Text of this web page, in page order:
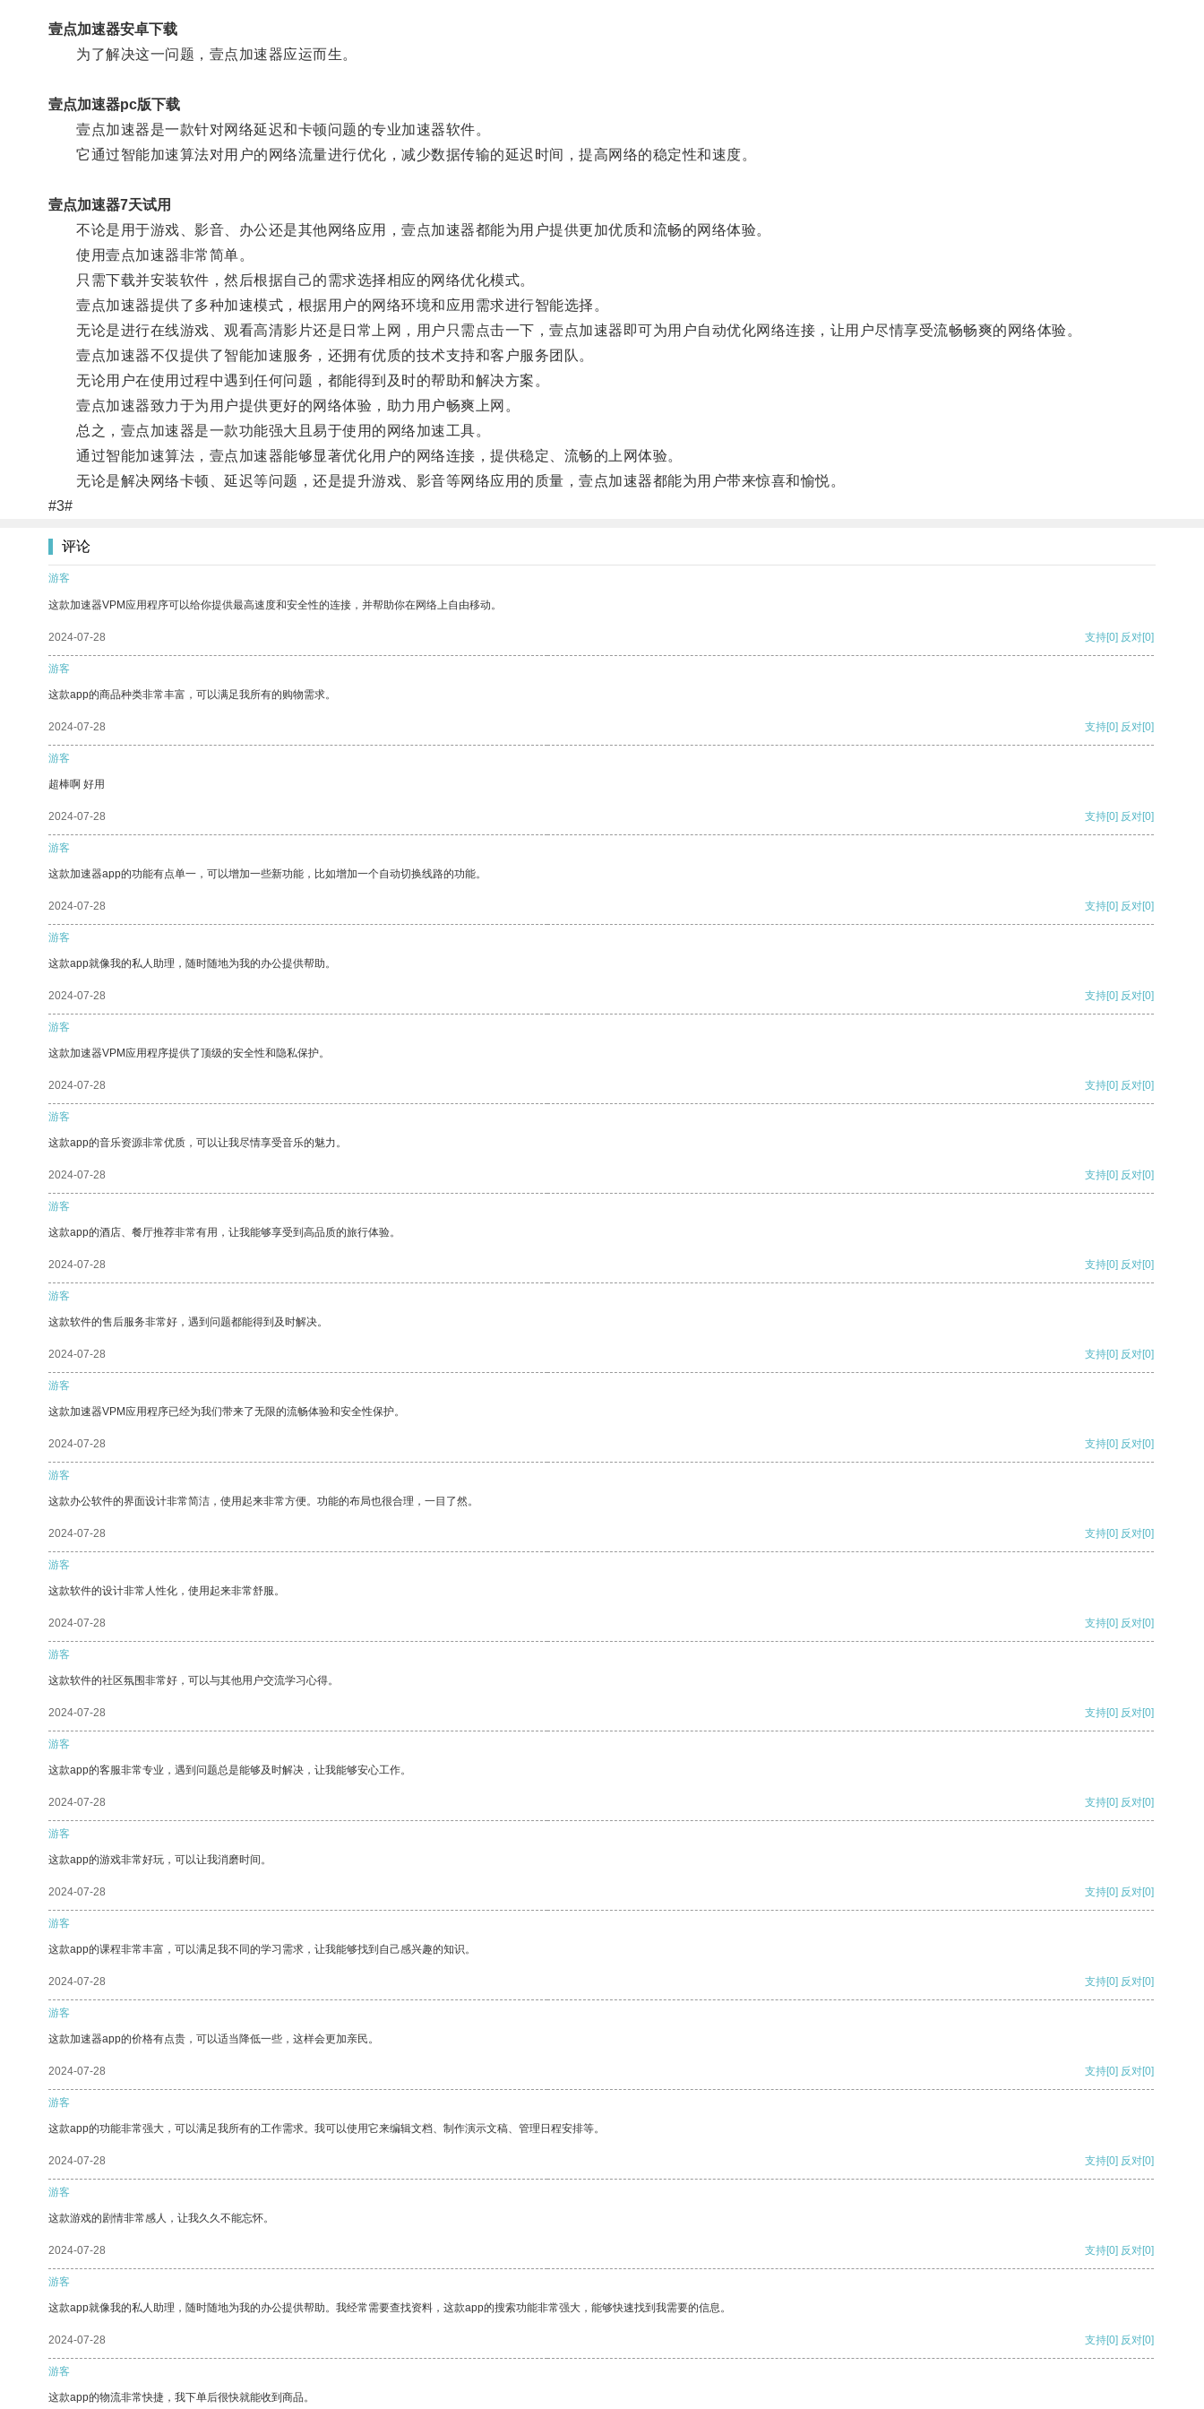
壹点加速器安卓下载
为了解决这一问题，壹点加速器应运而生。
壹点加速器pc版下载
壹点加速器是一款针对网络延迟和卡顿问题的专业加速器软件。
它通过智能加速算法对用户的网络流量进行优化，减少数据传输的延迟时间，提高网络的稳定性和速度。
壹点加速器7天试用
不论是用于游戏、影音、办公还是其他网络应用，壹点加速器都能为用户提供更加优质和流畅的网络体验。
使用壹点加速器非常简单。
只需下载并安装软件，然后根据自己的需求选择相应的网络优化模式。
壹点加速器提供了多种加速模式，根据用户的网络环境和应用需求进行智能选择。
无论是进行在线游戏、观看高清影片还是日常上网，用户只需点击一下，壹点加速器即可为用户自动优化网络连接，让用户尽情享受流畅畅爽的网络体验。
壹点加速器不仅提供了智能加速服务，还拥有优质的技术支持和客户服务团队。
无论用户在使用过程中遇到任何问题，都能得到及时的帮助和解决方案。
壹点加速器致力于为用户提供更好的网络体验，助力用户畅爽上网。
总之，壹点加速器是一款功能强大且易于使用的网络加速工具。
通过智能加速算法，壹点加速器能够显著优化用户的网络连接，提供稳定、流畅的上网体验。
无论是解决网络卡顿、延迟等问题，还是提升游戏、影音等网络应用的质量，壹点加速器都能为用户带来惊喜和愉悦。
#3#
评论
游客
这款加速器VPM应用程序可以给你提供最高速度和安全性的连接，并帮助你在网络上自由移动。
2024-07-28 支持[0] 反对[0]
游客
这款app的商品种类非常丰富，可以满足我所有的购物需求。
2024-07-28 支持[0] 反对[0]
游客
超棒啊 好用
2024-07-28 支持[0] 反对[0]
游客
这款加速器app的功能有点单一，可以增加一些新功能，比如增加一个自动切换线路的功能。
2024-07-28 支持[0] 反对[0]
游客
这款app就像我的私人助理，随时随地为我的办公提供帮助。
2024-07-28 支持[0] 反对[0]
游客
这款加速器VPM应用程序提供了顶级的安全性和隐私保护。
2024-07-28 支持[0] 反对[0]
游客
这款app的音乐资源非常优质，可以让我尽情享受音乐的魅力。
2024-07-28 支持[0] 反对[0]
游客
这款app的酒店、餐厅推荐非常有用，让我能够享受到高品质的旅行体验。
2024-07-28 支持[0] 反对[0]
游客
这款软件的售后服务非常好，遇到问题都能得到及时解决。
2024-07-28 支持[0] 反对[0]
游客
这款加速器VPM应用程序已经为我们带来了无限的流畅体验和安全性保护。
2024-07-28 支持[0] 反对[0]
游客
这款办公软件的界面设计非常简洁，使用起来非常方便。功能的布局也很合理，一目了然。
2024-07-28 支持[0] 反对[0]
游客
这款软件的设计非常人性化，使用起来非常舒服。
2024-07-28 支持[0] 反对[0]
游客
这款软件的社区氛围非常好，可以与其他用户交流学习心得。
2024-07-28 支持[0] 反对[0]
游客
这款app的客服非常专业，遇到问题总是能够及时解决，让我能够安心工作。
2024-07-28 支持[0] 反对[0]
游客
这款app的游戏非常好玩，可以让我消磨时间。
2024-07-28 支持[0] 反对[0]
游客
这款app的课程非常丰富，可以满足我不同的学习需求，让我能够找到自己感兴趣的知识。
2024-07-28 支持[0] 反对[0]
游客
这款加速器app的价格有点贵，可以适当降低一些，这样会更加亲民。
2024-07-28 支持[0] 反对[0]
游客
这款app的功能非常强大，可以满足我所有的工作需求。我可以使用它来编辑文档、制作演示文稿、管理日程安排等。
2024-07-28 支持[0] 反对[0]
游客
这款游戏的剧情非常感人，让我久久不能忘怀。
2024-07-28 支持[0] 反对[0]
游客
这款app就像我的私人助理，随时随地为我的办公提供帮助。我经常需要查找资料，这款app的搜索功能非常强大，能够快速找到我需要的信息。
2024-07-28 支持[0] 反对[0]
游客
这款app的物流非常快捷，我下单后很快就能收到商品。